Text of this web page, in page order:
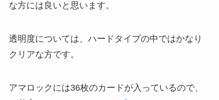
な方には良いと思います。
透明度については、ハードタイプの中ではかなり
クリアな方です。
アマロックには36枚のカードが入っているので、